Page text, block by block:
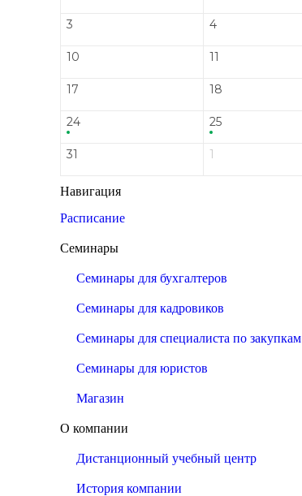
3 4
10 11
17 18
24 25
31 1
Навигация
Расписание
Семинары
Семинары для бухгалтеров
Семинары для кадровиков
Семинары для специалиста по закупкам
Семинары для юристов
Магазин
О компании
Дистанционный учебный центр
История компании